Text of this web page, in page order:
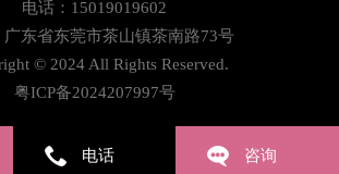
电话：15019019602
广东省东莞市茶山镇茶南路73号
© 2024 All Rights Reserved.
粤ICP备2024207997号
电话 咨询